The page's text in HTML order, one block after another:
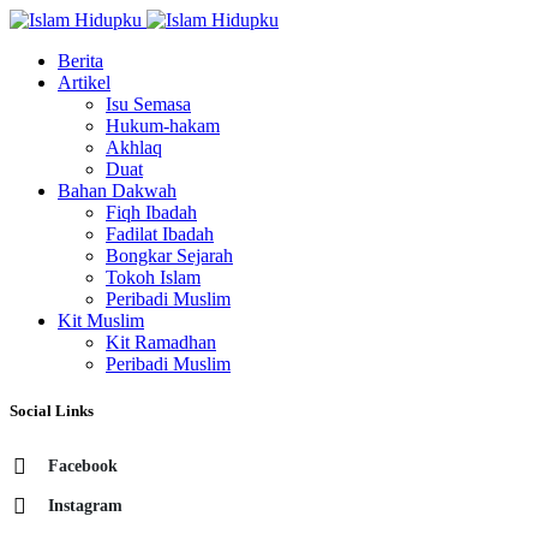
Berita
Artikel
Isu Semasa
Hukum-hakam
Akhlaq
Duat
Bahan Dakwah
Fiqh Ibadah
Fadilat Ibadah
Bongkar Sejarah
Tokoh Islam
Peribadi Muslim
Kit Muslim
Kit Ramadhan
Peribadi Muslim
Social Links
Facebook
Instagram